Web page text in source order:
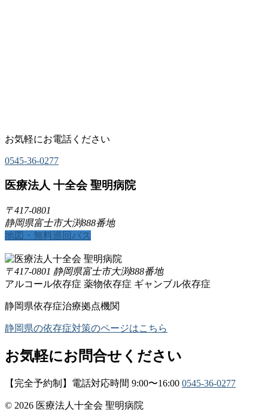
お気軽にお電話ください
0545-36-0277
医療法人 十全会 聖明病院
〒417-0801
静岡県富士市大渕888番地
地図・無料巡回バス
〒417-0801 静岡県富士市大渕888番地
アルコール依存症 薬物依存症 ギャンブル依存症
静岡県依存症治療拠点機関
静岡県の依存症対策のページはこちら
お気軽にお問合せください
【完全予約制】電話対応時間 9:00〜16:00 0545-36-0277
© 2026 医療法人十全会 聖明病院